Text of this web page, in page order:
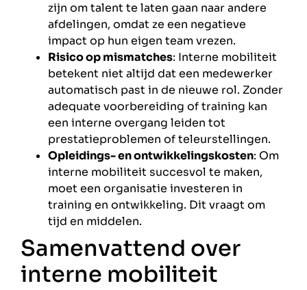
zijn om talent te laten gaan naar andere
afdelingen, omdat ze een negatieve
impact op hun eigen team vrezen.
Risico op mismatches: Interne mobiliteit
betekent niet altijd dat een medewerker
automatisch past in de nieuwe rol. Zonder
adequate voorbereiding of training kan
een interne overgang leiden tot
prestatieproblemen of teleurstellingen.
Opleidings- en ontwikkelingskosten: Om
interne mobiliteit succesvol te maken,
moet een organisatie investeren in
training en ontwikkeling. Dit vraagt om
tijd en middelen.
Samenvattend over
interne mobiliteit